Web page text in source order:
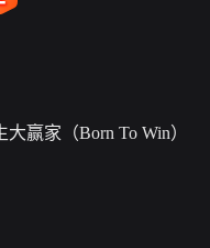
大赢家（Born To Win）